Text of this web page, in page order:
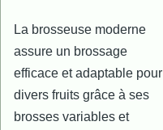
La brosseuse moderne
assure un brossage
efficace et adaptable pour
divers fruits grâce à ses
brosses variables et